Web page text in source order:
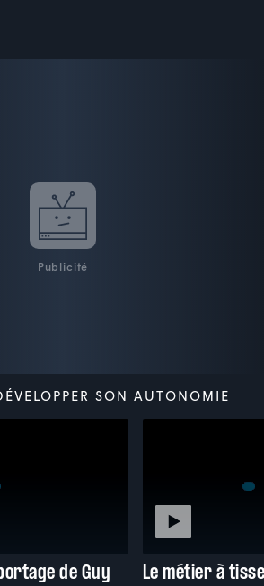
Publicité
SON AUTONOMIE
de Guy Le métier à